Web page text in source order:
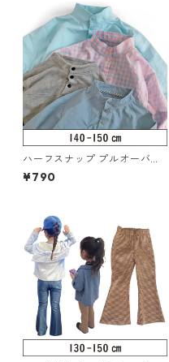
ハーフスナップ プルオーバー
140-150（126-087-4）
¥790